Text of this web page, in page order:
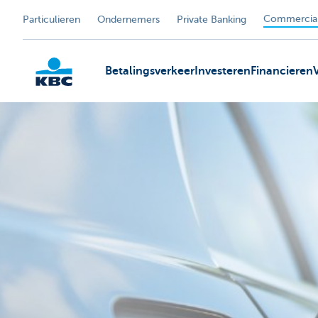
Particulieren Ondernemers Private Banking
Betalingsverkeer Investeren Financieren